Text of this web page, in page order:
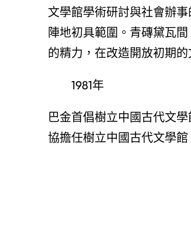
文學館學術研討與社會辦
陣地初具範圍。青磚黛瓦
的精力，在改造開放初期
1981年
巴金首倡樹立中國古代文
協擔任樹立中國古代文學館